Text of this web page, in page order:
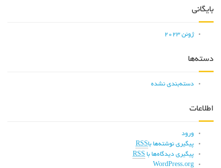
بایگانی
ژوئن 2023
دسته‌ها
دسته‌بندی نشده
اطلاعات
ورود
پیگیری نوشته‌ها باRSS
پیگیری دیدگاه‌ها با RSS
WordPress.org